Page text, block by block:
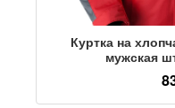
Куртка на
мужская
зимняя куртка из
подкладке,